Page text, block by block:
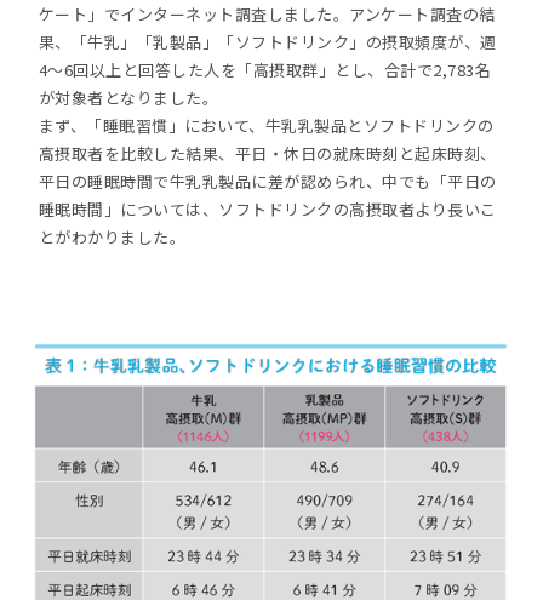
ケート」でインターネット調査しました。アンケート調査の結
果、「牛乳」「乳製品」「ソフトドリンク」の摂取頻度が、週
4～6回以上と回答した人を「高摂取群」とし、合計で2,783名
が対象者となりました。
まず、「睡眠習慣」において、牛乳乳製品とソフトドリンクの
高摂取者を比較した結果、平日・休日の就床時刻と起床時刻、
平日の睡眠時間で牛乳乳製品に差が認められ、中でも「平日の
睡眠時間」については、ソフトドリンクの高摂取者より長いこ
とがわかりました。